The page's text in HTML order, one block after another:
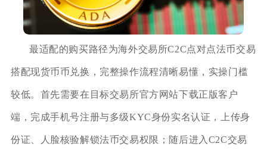
最适配的购买路径为海外交易所C2C点对点法币交易
搭配现货币币兑换，完整操作流程清晰易懂，实操门槛
较低。首先需要在目标交易所官方网站下载正版客户
端，完成手机号注册与多级KYC身份实名认证，上传身
份证、人脸核验解锁法币交易权限；随后进入C2C交易